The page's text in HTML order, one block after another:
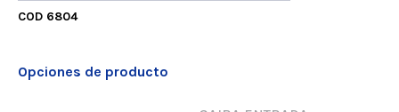
COD 6804
Opciones de producto